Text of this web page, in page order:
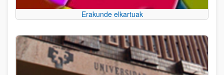
Erakunde elkartuak